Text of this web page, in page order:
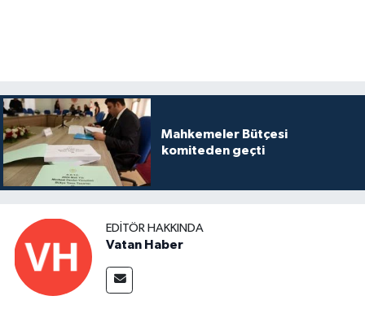
Mahkemeler Bütçesi
komiteden geçti
EDITÖR HAKKINDA
Vatan Haber